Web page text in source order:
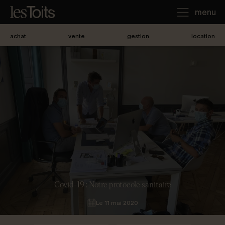
menu
achat vente gestion location
Covid-19 : Notre protocole sanitaire
Le 11 mai 2020